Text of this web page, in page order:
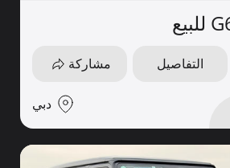
التفاصيل مشاركة
دبي